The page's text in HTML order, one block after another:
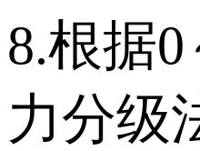
8.根据
力分级